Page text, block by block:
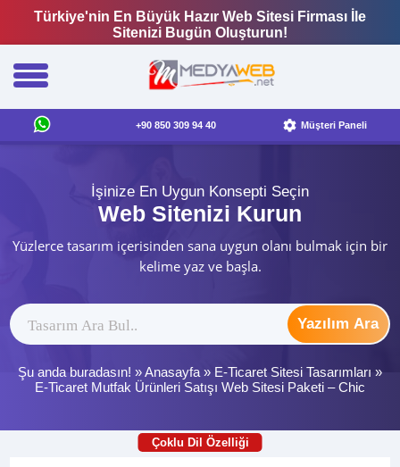
Türkiye'nin En Büyük Hazır Web Sitesi Firması İle
Sitenizi Bugün Oluşturun!
+90 850 309 94 40 Müşteri Paneli
İşinize En Uygun Konsepti Seçin
Web Sitenizi Kurun
Yüzlerce tasarım içerisinden sana uygun olanı bulmak için bir
kelime yaz ve başla.
Yazılım Ara
Şu anda buradasın! »Anasayfa » E-Ticaret Sitesi Tasarımları »
E-Ticaret Mutfak Ürünleri Satışı Web Sitesi Paketi – Chic
Çoklu Dil Özelliği